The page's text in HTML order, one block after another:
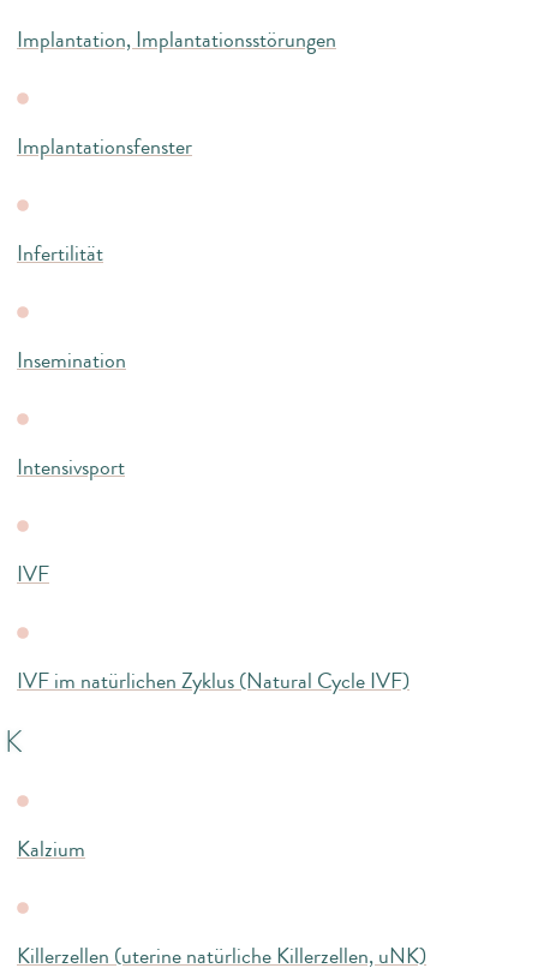
Implantation, Implantationsstörungen
Implantationsfenster
Infertilität
Insemination
Intensivsport
IVF
IVF im natürlichen Zyklus (Natural Cycle IVF)
K
Kalzium
Killerzellen (uterine natürliche Killerzellen, uNK)